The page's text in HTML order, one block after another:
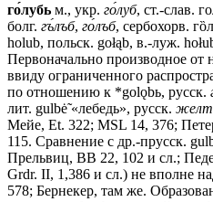
го́лубь м., укр. го́луб, ст.-слав.
болг. гъ́лъб, го́лъб, сербохорв.
holub, польск. gołąb, в.-луж.
Первоначально производное от
ввиду ограниченного
по отношению к *golǫbь, русск.
лит. gulbė̃ «лебедь», русск.
Мейе, Et. 322; MSL 14, 376;
115. Сравнение с др.-прусск.
Прельвиц, ВВ 22, 102 и сл.;
Grdr. II, 1,386 и сл.) не вполне
578; Бернекер, там же.